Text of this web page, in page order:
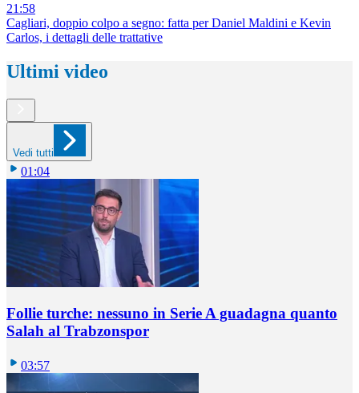
21:58
Cagliari, doppio colpo a segno: fatta per Daniel Maldini e Kevin
Carlos, i dettagli delle trattative
Ultimi video
Vedi tutti
01:04
Follie turche: nessuno in Serie A guadagna quanto
Salah al Trabzonspor
03:57